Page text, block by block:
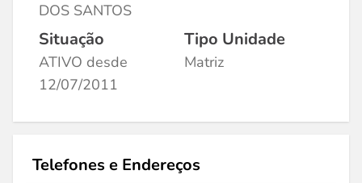
DOS SANTOS
Situação
ATIVO desde
12/07/2011
Tipo Unidade
Matriz
Telefones e Endereços